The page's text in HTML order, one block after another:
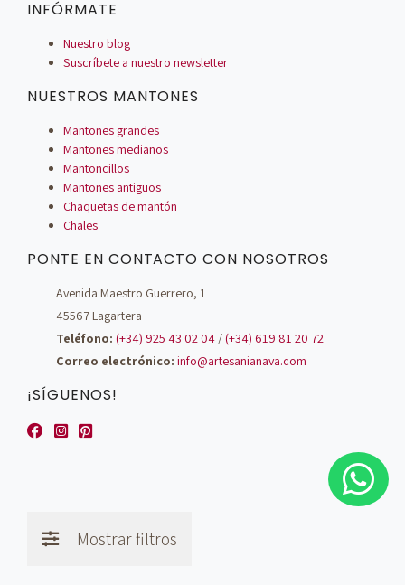
Mostrar filtros
INFÓRMATE
Nuestro blog
Suscríbete a nuestro newsletter
NUESTROS MANTONES
Mantones grandes
Mantones medianos
Mantoncillos
Mantones antiguos
Chaquetas de mantón
Chales
PONTE EN CONTACTO CON NOSOTROS
Avenida Maestro Guerrero, 1
45567 Lagartera
Teléfono: (+34) 925 43 02 04 /(+34) 619 81 20 72
Correo electrónico: info@artesanianava.com
¡SÍGUENOS!
© Artesanía Nava - 2026